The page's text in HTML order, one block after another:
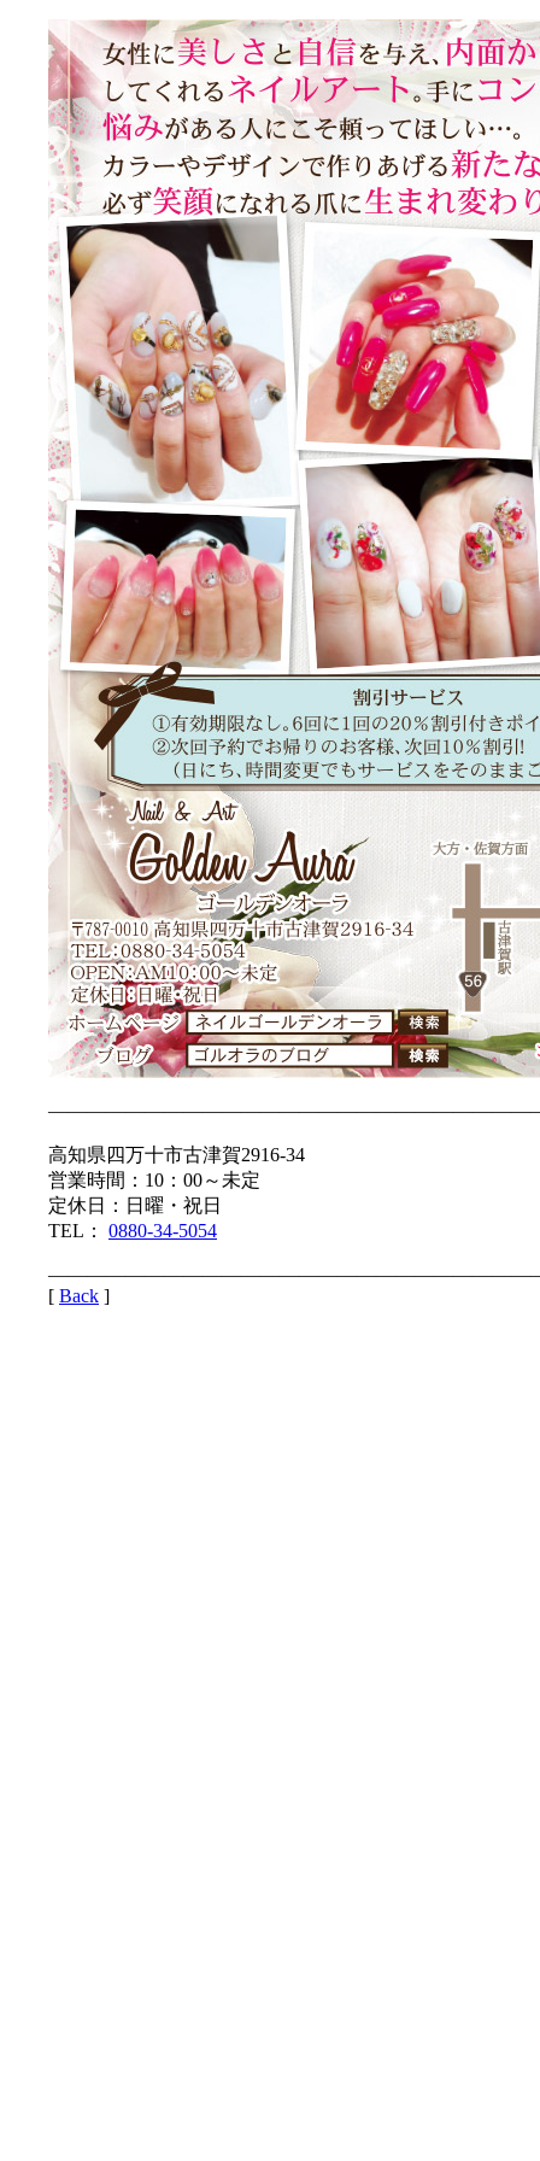
高知県四万十市古津賀2916-34
営業時間：10：00～未定
定休日：日曜・祝日
TEL： 0880-34-5054
[ Back ]